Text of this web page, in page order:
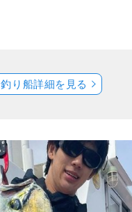
釣り船詳細を見る